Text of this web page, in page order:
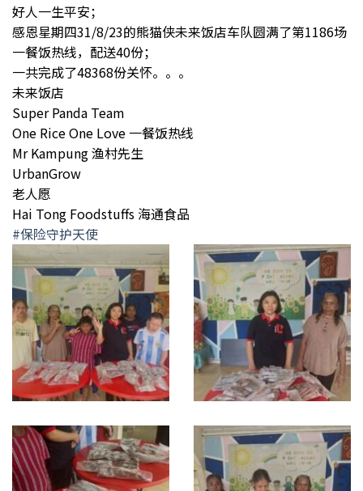
好人一生平安；
感恩星期四31/8/23的熊猫侠未来饭店车队圆满了第1186场
一餐饭热线，配送40份；
一共完成了48368份关怀。。。
未来饭店
Super Panda Team
One Rice One Love 一餐饭热线
Mr Kampung 渔村先生
UrbanGrow
老人愿
Hai Tong Foodstuffs 海通食品
#保险守护天使